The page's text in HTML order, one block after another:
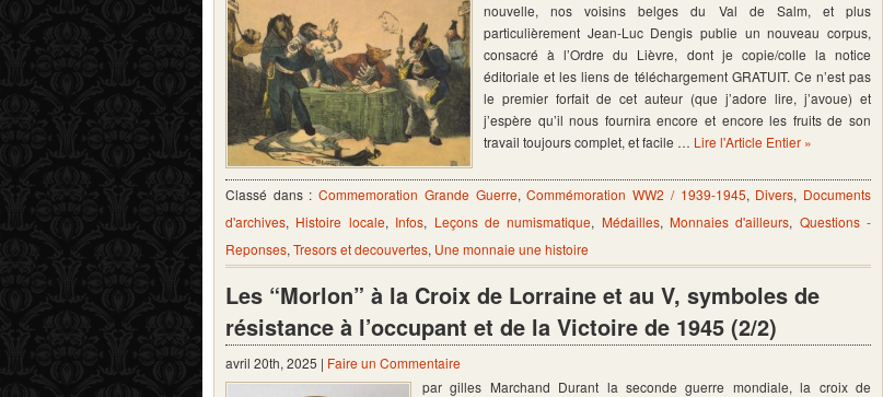
nouvelle, nos voisins belges du Val de Salm, et plus
particulièrement Jean-Luc Dengis publie un nouveau corpus,
consacré à l’Ordre du Lièvre, dont je copie/colle la notice
éditoriale et les liens de téléchargement GRATUIT. Ce n’est pas
le premier forfait de cet auteur (que j’adore lire, j’avoue) et
j’espère qu’il nous fournira encore et encore les fruits de son
travail toujours complet, et facile … Lire l'Article Entier »
Classé dans :Commemoration Grande Guerre,Commémoration WW2 / 1939-1945, Divers, Documents
d'archives, Histoire locale, Infos, Leçons de numismatique, Médailles, Monnaies d'ailleurs, Questions -
Reponses, Tresors et decouvertes, Une monnaie une histoire
Les “Morlon” à la Croix de Lorraine et au V, symboles de
résistance à l’occupant et de la Victoire de 1945 (2/2)
avril 20th, 2025 | Faire un Commentaire
par gilles Marchand Durant la seconde guerre mondiale, la croix de